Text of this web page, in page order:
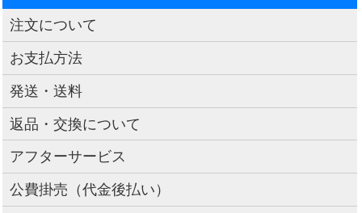
注文について
お支払方法
発送・送料
返品・交換について
アフターサービス
公費掛売（代金後払い）